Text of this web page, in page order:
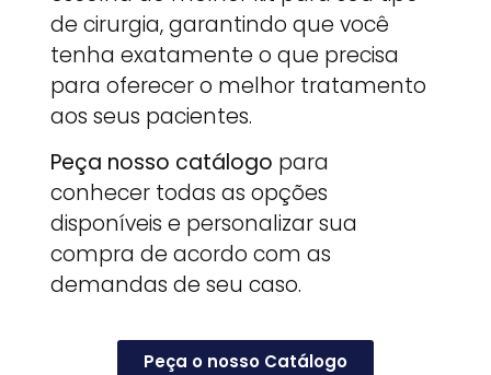
de cirurgia, garantindo que você
tenha exatamente o que precisa
para oferecer o melhor tratamento
aos seus pacientes.
Peça nosso catálogo para
conhecer todas as opções
disponíveis e personalizar sua
compra de acordo com as
demandas de seu caso.
Peça o nosso Catálogo